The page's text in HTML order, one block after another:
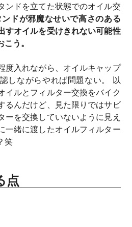
ンドを立てた状態でのオイル交
ンドが邪魔なせいで高さのある
すオイルを受けきれない可能性
う。
度入れながら、オイルキャップ
しながらやれば問題ない。 以
イルとフィルター交換をバイク
るんだけど、見た限りではサビ
ーを交換していないように見え
一緒に渡したオイルフィルター
笑
点